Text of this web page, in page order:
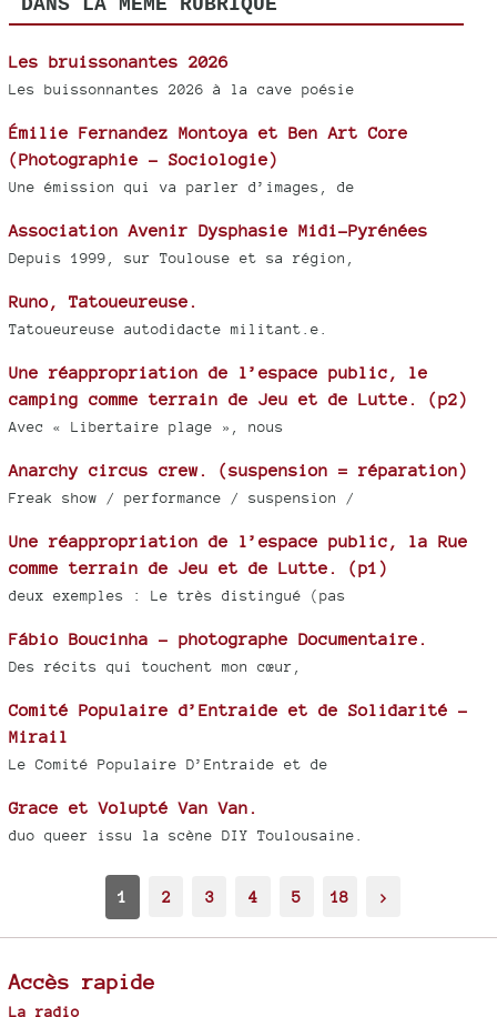
DANS LA MÊME RUBRIQUE
Les bruissonantes 2026
Les buissonnantes 2026 à la cave poésie
Émilie Fernandez Montoya et Ben Art Core
(Photographie - Sociologie)
Une émission qui va parler d’images, de
Association Avenir Dysphasie Midi-Pyrénées
Depuis 1999, sur Toulouse et sa région,
Runo, Tatoueureuse.
Tatoueureuse autodidacte militant.e.
Une réappropriation de l’espace public, le
camping comme terrain de Jeu et de Lutte. (p2)
Avec « Libertaire plage », nous
Anarchy circus crew. (suspension = réparation)
Freak show / performance / suspension /
Une réappropriation de l’espace public, la Rue
comme terrain de Jeu et de Lutte. (p1)
deux exemples : Le très distingué (pas
Fábio Boucinha - photographe Documentaire.
Des récits qui touchent mon cœur,
Comité Populaire d’Entraide et de Solidarité -
Mirail
Le Comité Populaire D’Entraide et de
Grace et Volupté Van Van.
duo queer issu la scène DIY Toulousaine.
1 2 3 4 5 18 >
Accès rapide
La radio